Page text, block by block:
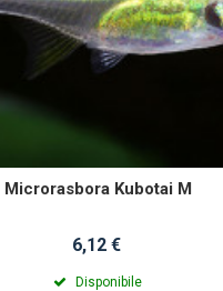
Microrasbora Kubotai M
6,12 €
Disponibile